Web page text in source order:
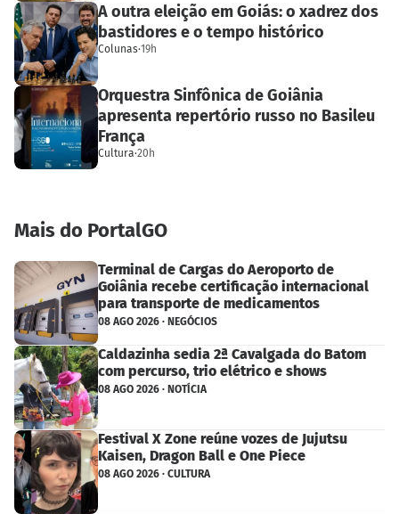
A outra eleição em Goiás: o xadrez dos
bastidores e o tempo histórico
Colunas·19h
Orquestra Sinfônica de Goiânia
apresenta repertório russo no Basileu
França
Cultura·20h
Mais do PortalGO
Terminal de Cargas do Aeroporto de
Goiânia recebe certificação internacional
para transporte de medicamentos
08 AGO 2026 · NEGÓCIOS
Caldazinha sedia 2ª Cavalgada do Batom
com percurso, trio elétrico e shows
08 AGO 2026 · NOTÍCIA
Festival X Zone reúne vozes de Jujutsu
Kaisen, Dragon Ball e One Piece
08 AGO 2026 · CULTURA